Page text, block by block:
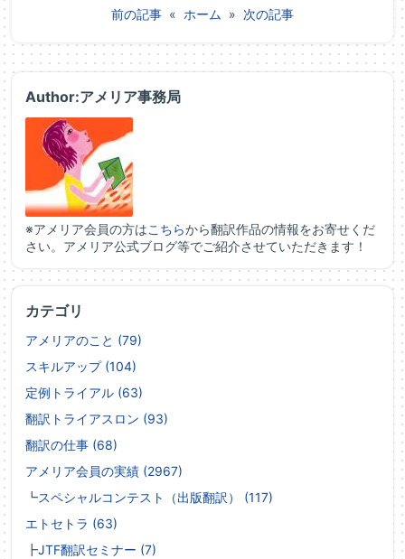
前の記事 « ホーム » 次の記事
Author:アメリア事務局
※アメリア会員の方はこちらから翻訳作品の情報をお寄せくだ
さい。アメリア公式ブログ等でご紹介させていただきます！
カテゴリ
アメリアのこと (79)
スキルアップ (104)
定例トライアル (63)
翻訳トライアスロン (93)
翻訳の仕事 (68)
アメリア会員の実績 (2967)
┗スペシャルコンテスト（出版翻訳） (117)
エトセトラ (63)
┣JTF翻訳セミナー (7)